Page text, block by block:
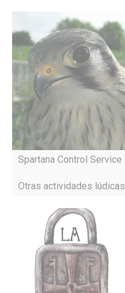
Spartana Control Service
Otras actividades lúdicas